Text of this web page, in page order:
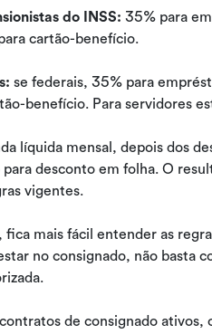
do INSS: 35% para
cartão-benefício.
se federais, 35% para
benefício. Para servidores
líquida mensal, depois dos
desconto em folha. O
vigentes.
mais fácil entender as
no consignado, não basta
de consignado